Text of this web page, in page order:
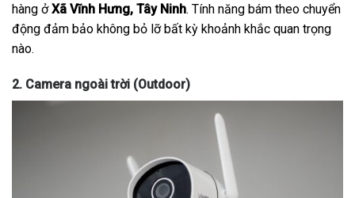
hàng ởXã Vĩnh Hưng, Tây Ninh. Tính năng bám theo chuyển
động đảm bảo không bỏ lỡ bất kỳ khoảnh khắc quan trọng
nào.
2. Camera ngoài trời (Outdoor)